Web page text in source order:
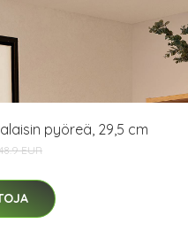
pyöreä, 29,5 cm
EUR